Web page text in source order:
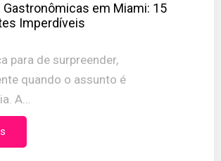
Gastronômicas em Miami: 15
Imperdíveis
para de surpreender,
quando o assunto é
A…